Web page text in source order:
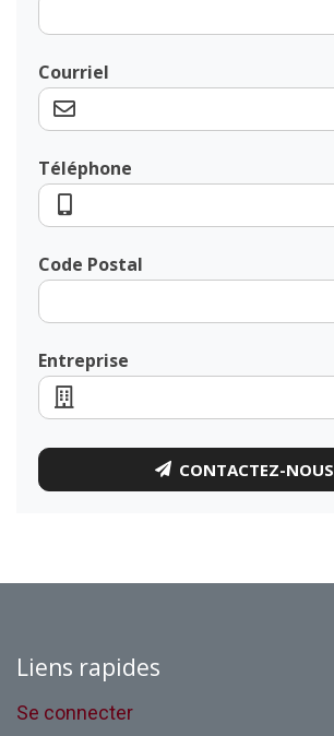
Courriel
Téléphone
Code Postal
Entreprise
CONTACTEZ-NOUS
Liens rapides
Se connecter